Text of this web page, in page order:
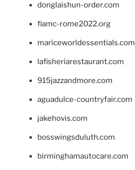
donglaishun-order.com
fiamc-rome2022.org
mariceworldessentials.com
lafisheriarestaurant.com
915jazzandmore.com
aguadulce-countryfair.com
jakehovis.com
bosswingsduluth.com
birminghamautocare.com